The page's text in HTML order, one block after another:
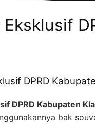
DPRD
DPRD Kabupaten
bak